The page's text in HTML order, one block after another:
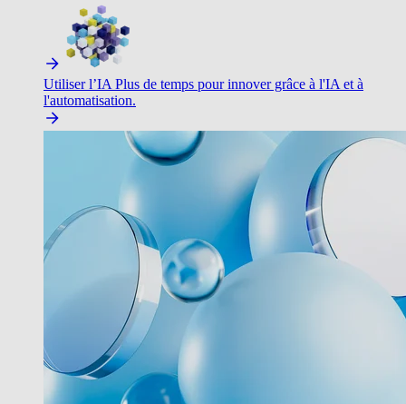
Utiliser l’IA Plus de temps pour innover grâce à l'IA et à
l'automatisation.